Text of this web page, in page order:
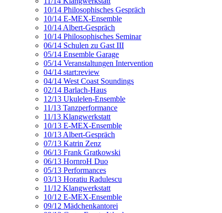
10/14 Philosophisches Gespräch
10/14 E-MEX-Ensemble
10/14 Albert-Gespräch
10/14 Philosophisches Seminar
06/14 Schulen zu Gast III
05/14 Ensemble Garage
05/14 Veranstaltungen Intervention
04/14 start:review
04/14 West Coast Soundings
02/14 Barlach-Haus
12/13 Ukulelen-Ensemble
11/13 Tanzperformance
11/13 Klangwerkstatt
10/13 E-MEX-Ensemble
10/13 Albert-Gespräch
07/13 Katrin Zenz
06/13 Frank Gratkowski
06/13 HornroH Duo
05/13 Performances
03/13 Horatiu Radulescu
11/12 Klangwerkstatt
10/12 E-MEX-Ensemble
09/12 Mädchenkantorei